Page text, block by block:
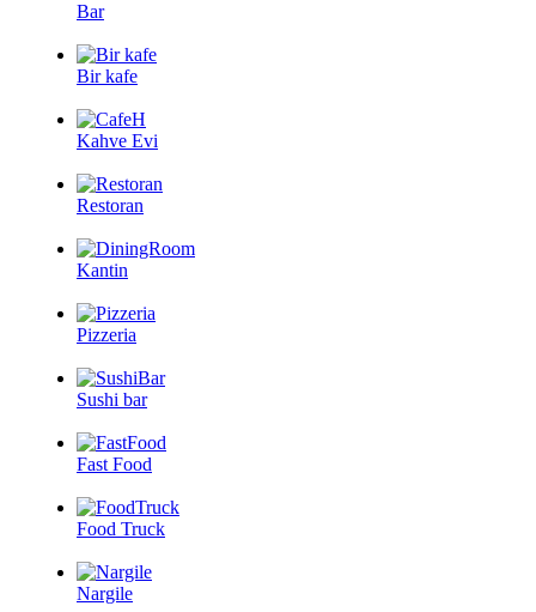
Bar
Bir kafe
Kahve Evi
Restoran
Kantin
Pizzeria
Sushi bar
Fast Food
Food Truck
Nargile